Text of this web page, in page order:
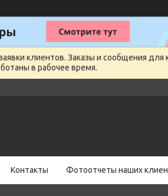
клиентов. Заказы и сообщения
в рабочее время.
Контакты Фотоотчеты наших